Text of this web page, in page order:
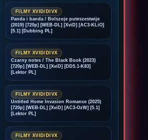
FILMY XVID/DIVX
Panda i banda / Bolszoje puteszestwije
(2019) [720p] [WEB-DL] [XviD] [AC3-KLiO]
[5.1] [Dubbing PL]
FILMY XVID/DIVX
Czarny notes / The Black Book (2023)
[720p] [WEB-DL] [XviD] [DD5.1-K83]
[Lektor PL]
FILMY XVID/DIVX
Untitled Home Invasion Romance (2025)
[720p] [WEB-DL] [XviD] [AC3-OzW] [5.1]
[Lektor PL]
FILMY XVID/DIVX